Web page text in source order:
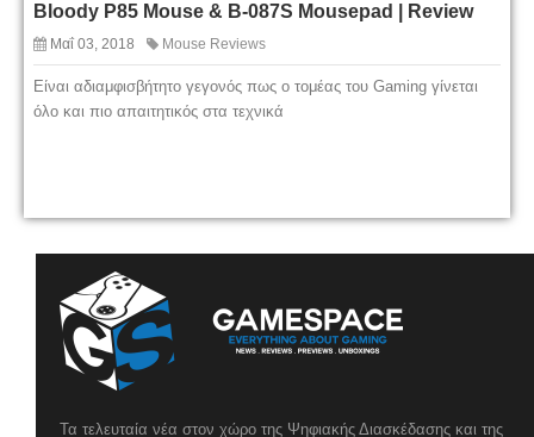
Bloody P85 Mouse & B-087S Mousepad | Review
Μαΐ 03, 2018 Mouse Reviews
Είναι αδιαμφισβήτητο γεγονός πως ο τομέας του Gaming γίνεται
όλο και πιο απαιτητικός στα τεχνικά
Τα τελευταία νέα στον χώρο της Ψηφιακής Διασκέδασης και της